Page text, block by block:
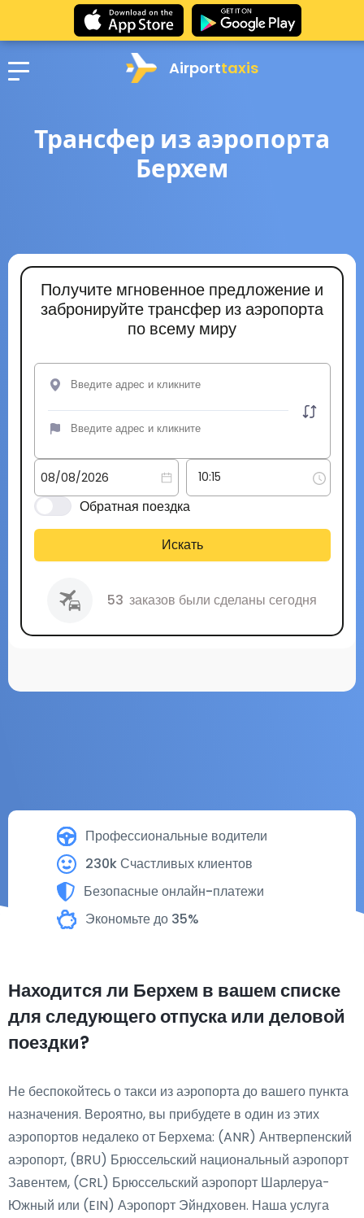
Airporttaxis
Трансфер из аэропорта
Берхем
Профессиональные водители
230k Счастливых клиентов
Безопасные онлайн-платежи
Экономьте до 35%
Получите мгновенное предложение и
забронируйте трансфер из аэропорта
по всему миру
Обратная поездка
Искать
53 заказов были сделаны сегодня
Находится ли Берхем в вашем списке
для следующего отпуска или деловой
поездки?
Не беспокойтесь о такси из аэропорта до вашего пункта
назначения. Вероятно, вы прибудете в один из этих
аэропортов недалеко от Берхема: (ANR) Антверпенский
аэропорт, (BRU) Брюссельский национальный аэропорт
Завентем, (CRL) Брюссельский аэропорт Шарлеруа-
Южный или (EIN) Аэропорт Эйндховен. Наша услуга